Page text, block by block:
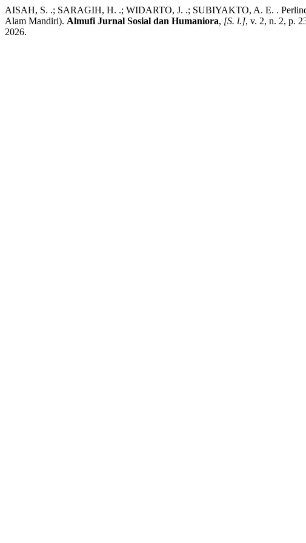
AISAH, S. .; SARAGIH, H. .; WIDARTO, J. .; SUBIYAKTO, A. E. .
Alam Mandiri). Almufi Jurnal Sosial dan Humaniora, [S. l.], v. 2, n. 2, p.
2026.